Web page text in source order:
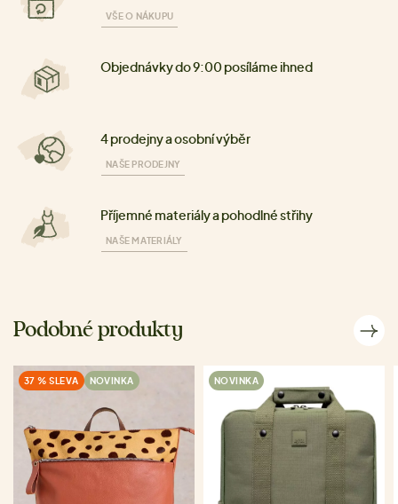
VŠE O NÁKUPU
Objednávky do 9:00 posíláme ihned
4 prodejny a osobní výběr
NAŠE PRODEJNY
Příjemné materiály a pohodlné střihy
NAŠE MATERIÁLY
Podobné produkty
37 % SLEVA NOVINKA NOVINKA